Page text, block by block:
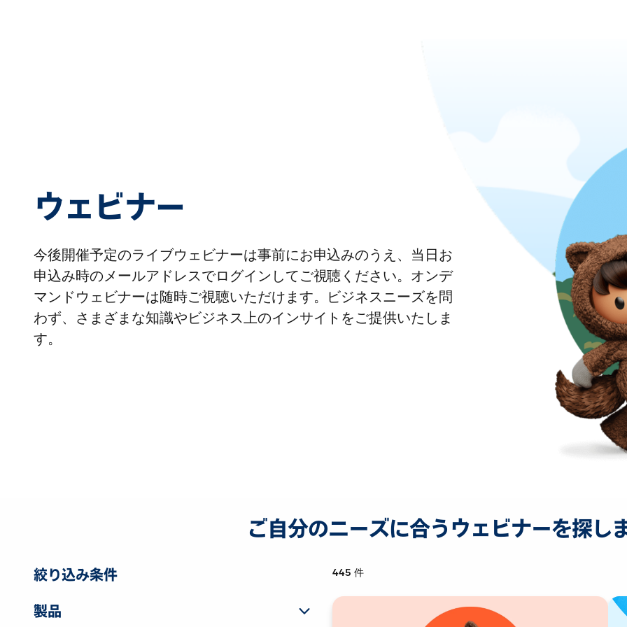
ウェビナー
今後開催予定のライブウェビナーは事前にお申込みのうえ、当日お
申込み時のメールアドレスでログインしてご視聴ください。オンデ
マンドウェビナーは随時ご視聴いただけます。ビジネスニーズを問
わず、さまざまな知識やビジネス上のインサイトをご提供いたしま
す。
ご自分のニーズに合うウェビナーを探し
絞り込み条件
製品
445 件